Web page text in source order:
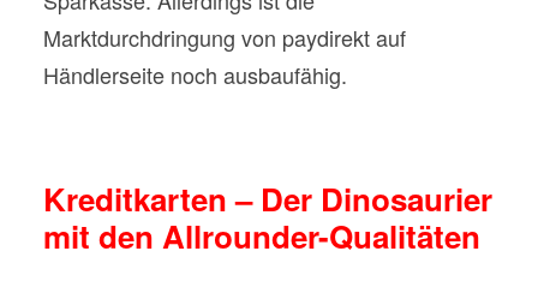
Marktdurchdringung von paydirekt auf
Händlerseite noch ausbaufähig.
Kreditkarten – Der Dinosaurier
mit den Allrounder-Qualitäten